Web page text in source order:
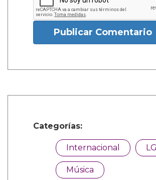
Publicar Comentario
Categorías:
Internacional
Música